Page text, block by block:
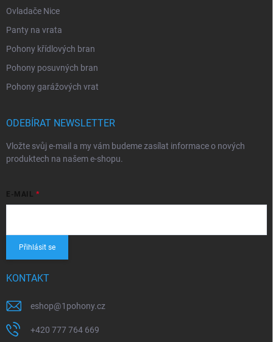
Ovladače Nice
Panty na vrata
Pohony křídlových bran
Pohony posuvných bran
Pohony garážových vrat
ODEBÍRAT NEWSLETTER
Vložte svůj e-mail a my vám budeme zasílat informace o nových
produktech na našem e-shopu.
E-MAIL
Přihlásit se
KONTAKT
eshop@1pohony.cz
+420 777 764 669